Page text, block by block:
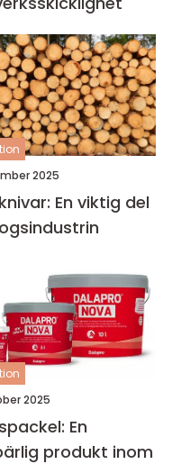
2025
En viktig del
2025
En
produkt inom